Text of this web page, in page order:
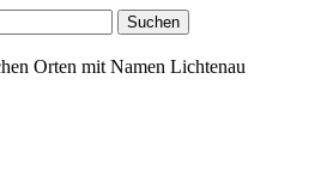
Orten mit Namen Lichtenau